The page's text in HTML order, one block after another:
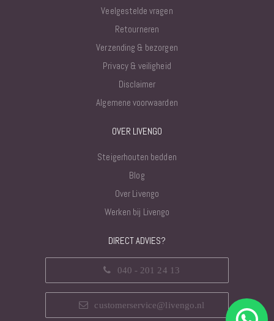
Veelgestelde vragen
Retourneren
Verzending & bezorgen
Privacy & veiligheid
Disclaimer
Algemene voorwaarden
OVER LIVENGO
Steigerhouten bedden
Blog
Over Livengo
Werken bij Livengo
DIRECT ADVIES?
040 - 201 24 13
customerservice@livengo.nl